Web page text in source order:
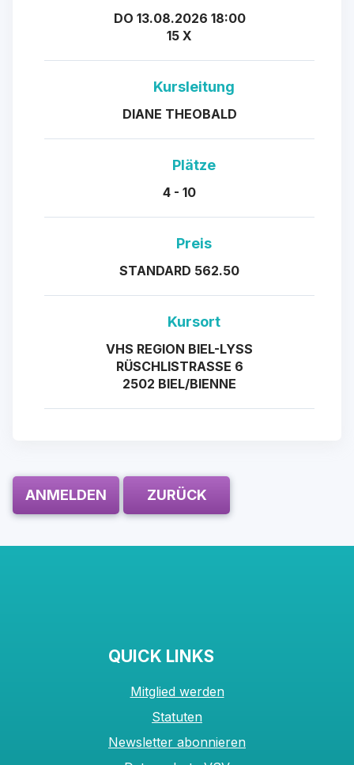
DO 13.08.2026 18:00
15 X
Kursleitung
DIANE THEOBALD
Plätze
4 - 10
Preis
STANDARD 562.50
Kursort
VHS REGION BIEL-LYSS
RÜSCHLISTRASSE 6
2502 BIEL/BIENNE
ANMELDEN ZURÜCK
QUICK LINKS
Mitglied werden
Statuten
Newsletter abonnieren